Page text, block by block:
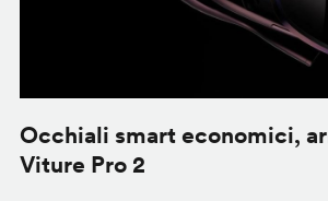
Occhiali smart economici,
Viture Pro 2